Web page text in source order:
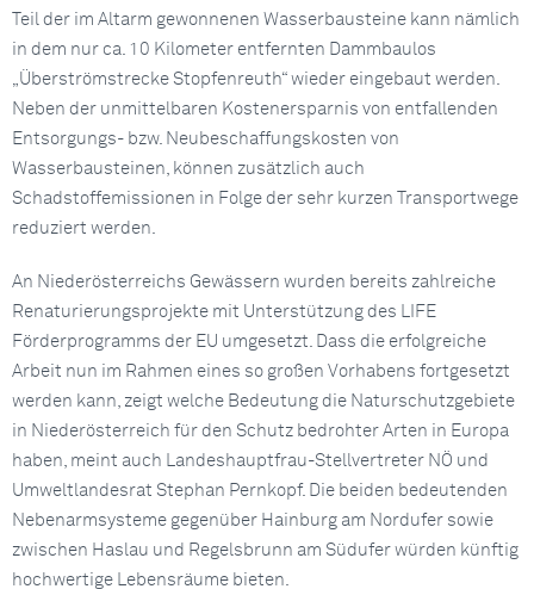
Teil der im Altarm gewonnenen Wasserbausteine kann nämlich
in dem nur ca. 10 Kilometer entfernten Dammbaulos
„Überströmstrecke Stopfenreuth“ wieder eingebaut werden.
Neben der unmittelbaren Kostenersparnis von entfallenden
Entsorgungs- bzw. Neubeschaffungskosten von
Wasserbausteinen, können zusätzlich auch
Schadstoffemissionen in Folge der sehr kurzen Transportwege
reduziert werden.
An Niederösterreichs Gewässern wurden bereits zahlreiche
Renaturierungsprojekte mit Unterstützung des LIFE
Förderprogramms der EU umgesetzt. Dass die erfolgreiche
Arbeit nun im Rahmen eines so großen Vorhabens fortgesetzt
werden kann, zeigt welche Bedeutung die Naturschutzgebiete
in Niederösterreich für den Schutz bedrohter Arten in Europa
haben, meint auch Landeshauptfrau-Stellvertreter NÖ und
Umweltlandesrat Stephan Pernkopf. Die beiden bedeutenden
Nebenarmsysteme gegenüber Hainburg am Nordufer sowie
zwischen Haslau und Regelsbrunn am Südufer würden künftig
hochwertige Lebensräume bieten.